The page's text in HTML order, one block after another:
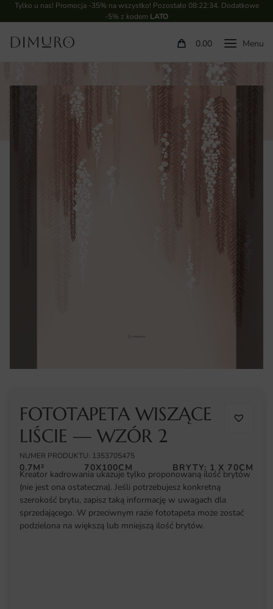
Tylko u nas! Promocja -35% na wszystko! Pozostało 08:22:33. Dodatkowe
-5% z kodem LATO
0.00
FOTOTAPETA WISZĄCE
LIŚCIE — WZÓR 2
NUMER PRODUKTU: 1353705475
0.7M² 70X100CM BRYTY: 1 X 70CM
Kreator kadrowania ukazuje tylko proponowaną ilość brytów
(nie jest ona ostateczna). Jeśli potrzebujesz konkretną
szerokość brytu, zapisz taką informację w uwagach dla
sprzedającego. W przeciwnym razie fototapeta może zostać
podzielona na większą lub mniejszą ilość brytów.